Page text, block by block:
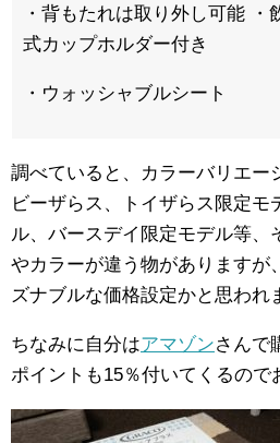
・背もたれは取り外し可能 ・
式カップホルダー付き
・ウォッシャブルシート
調べていると、カラーバリエー
ビーザらス、トイザらス限定モ
ル、バースデイ限定モデル等、
やカラーが違う物がありますが
ズナブルな価格設定かと思われ
ちなみに自分はアマゾンさんで
ポイントも15％付いてくるので